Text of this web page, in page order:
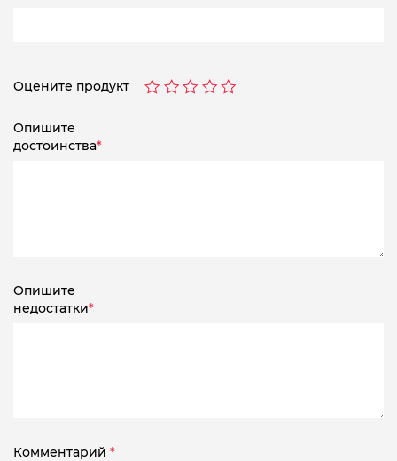
Оцените продукт
Опишите
достоинства*
Опишите
недостатки*
Комментарий *